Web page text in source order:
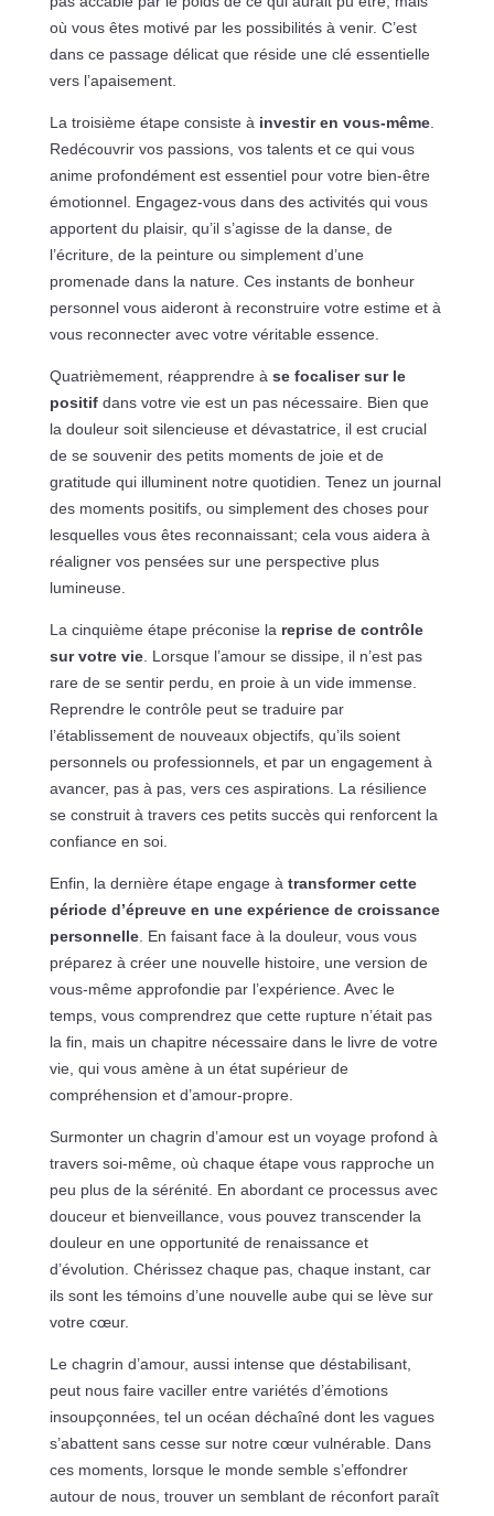
où vous êtes motivé par les possibilités à venir. C’est
dans ce passage délicat que réside une clé essentielle
vers l’apaisement.
La troisième étape consiste à investir en vous-même.
Redécouvrir vos passions, vos talents et ce qui vous
anime profondément est essentiel pour votre bien-être
émotionnel. Engagez-vous dans des activités qui vous
apportent du plaisir, qu’il s’agisse de la danse, de
l’écriture, de la peinture ou simplement d’une
promenade dans la nature. Ces instants de bonheur
personnel vous aideront à reconstruire votre estime et à
vous reconnecter avec votre véritable essence.
Quatrièmement, réapprendre à se focaliser sur le
positifdans votre vie est un pas nécessaire. Bien que
la douleur soit silencieuse et dévastatrice, il est crucial
de se souvenir des petits moments de joie et de
gratitude qui illuminent notre quotidien. Tenez un journal
des moments positifs, ou simplement des choses pour
lesquelles vous êtes reconnaissant; cela vous aidera à
réaligner vos pensées sur une perspective plus
lumineuse.
La cinquième étape préconise la reprise de contrôle
sur votre vie. Lorsque l’amour se dissipe, il n’est pas
rare de se sentir perdu, en proie à un vide immense.
Reprendre le contrôle peut se traduire par
l’établissement de nouveaux objectifs, qu’ils soient
personnels ou professionnels, et par un engagement à
avancer, pas à pas, vers ces aspirations. La résilience
se construit à travers ces petits succès qui renforcent la
confiance en soi.
Enfin, la dernière étape engage à transformer cette
période d’épreuve en une expérience de croissance
personnelle. En faisant face à la douleur, vous vous
préparez à créer une nouvelle histoire, une version de
vous-même approfondie par l’expérience. Avec le
temps, vous comprendrez que cette rupture n’était pas
la fin, mais un chapitre nécessaire dans le livre de votre
vie, qui vous amène à un état supérieur de
compréhension et d’amour-propre.
Surmonter un chagrin d’amour est un voyage profond à
travers soi-même, où chaque étape vous rapproche un
peu plus de la sérénité. En abordant ce processus avec
douceur et bienveillance, vous pouvez transcender la
douleur en une opportunité de renaissance et
d’évolution. Chérissez chaque pas, chaque instant, car
ils sont les témoins d’une nouvelle aube qui se lève sur
votre cœur.
Le chagrin d’amour, aussi intense que déstabilisant,
peut nous faire vaciller entre variétés d’émotions
insoupçonnées, tel un océan déchaîné dont les vagues
s’abattent sans cesse sur notre cœur vulnérable. Dans
ces moments, lorsque le monde semble s’effondrer
autour de nous, trouver un semblant de réconfort paraît